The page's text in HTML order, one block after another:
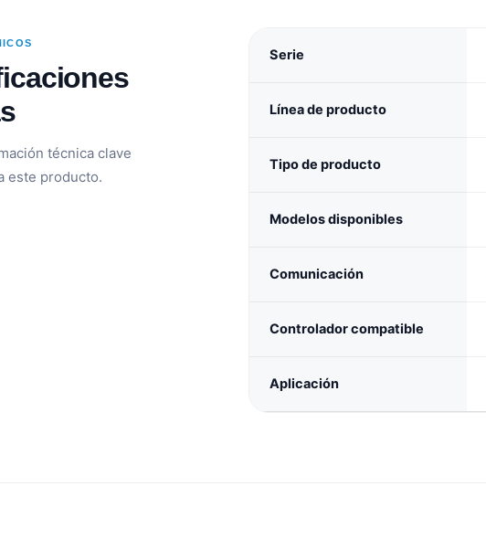
técnica clave
este producto.
Serie
Línea de producto
Tipo de producto
Modelos disponibles
Comunicación
Controlador compatible
Aplicación